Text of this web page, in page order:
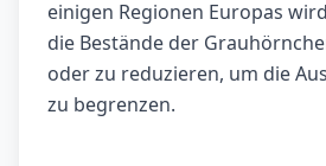
einigen Regionen Europas
die Bestände der
oder zu reduzieren, um die
zu begrenzen.